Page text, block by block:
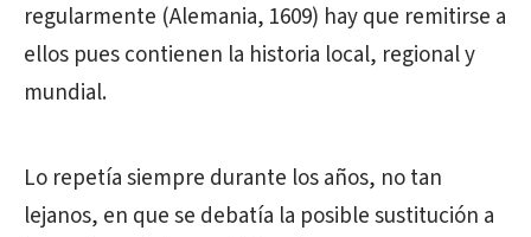
regularmente (Alemania, 1609) hay que remitirse a
ellos pues contienen la historia local, regional y
mundial.
Lo repetía siempre durante los años, no tan
lejanos, en que se debatía la posible sustitución a